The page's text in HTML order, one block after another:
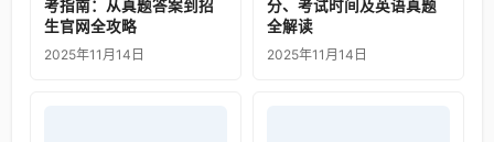
考指南：从真题答案到招
生官网全攻略
2025年11月14日
分、考试时间及英语真题
全解读
2025年11月14日